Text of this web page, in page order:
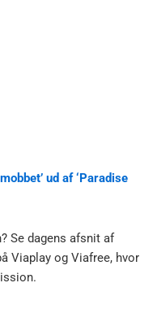
ud af ‘Paradise
Se dagens afsnit af
Viaplay og Viafree, hvor